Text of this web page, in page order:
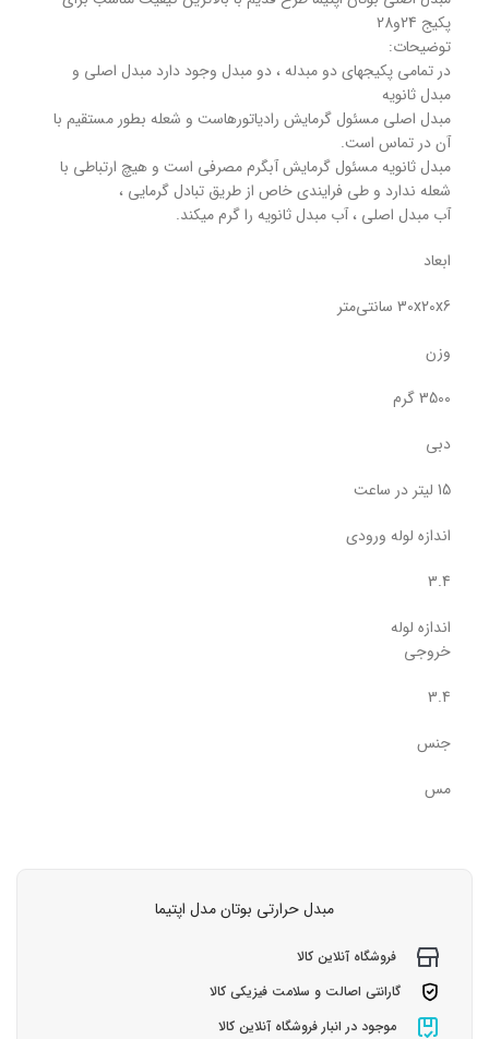
پکیج 24و28
توضیحات:
در تمامی پکیجهای دو مبدله ، دو مبدل وجود دارد مبدل اصلی و
مبدل ثانویه
مبدل اصلی مسئول گرمایش رادیاتورهاست و شعله بطور مستقیم با
آن در تماس است.
مبدل ثانویه مسئول گرمایش آبگرم مصرفی است و هیچ ارتباطی با
شعله ندارد و طی فرایندی خاص از طریق تبادل گرمایی ،
آب مبدل اصلی ، آب مبدل ثانویه را گرم میکند.
ابعاد
30x20x6 سانتی‌متر
وزن
3500 گرم
دبی
15 لیتر در ساعت
اندازه لوله ورودی
3.4
اندازه لوله
خروجی
3.4
جنس
مس
مبدل حرارتی بوتان مدل اپتیما
فروشگاه آنلاین کالا
گارانتی اصالت و سلامت فیزیکی کالا
موجود در انبار فروشگاه آنلاین کالا